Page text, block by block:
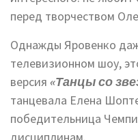
перед творчеством
Однажды Яровенко
телевизионном шоу,
версия «Танцы со
танцевала Елена
победительница